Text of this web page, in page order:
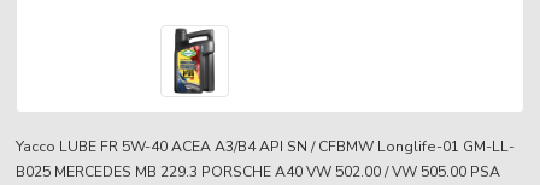
Yacco LUBE FR 5W-40 ACEA A3/B4 API SN / CFBMW Longlife-01 GM-LL-
B025 MERCEDES MB 229.3 PORSCHE A40 VW 502.00 / VW 505.00 PSA